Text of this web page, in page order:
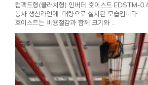
컴팩트형(클러치형) 인버터 호이스트 EDSTM-
동차 생산라인에 대량으로 설치된 모습입니다.
호이스트는 비용절감과 함께 크기와 …